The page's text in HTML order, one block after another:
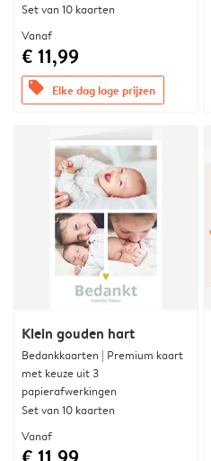
Set van 10 kaarten
Vanaf
€ 11,99
offers Elke dag lage prijzen
Klein gouden hart
Bedankkaarten | Premium kaart
met keuze uit 3
papierafwerkingen
Set van 10 kaarten
Vanaf